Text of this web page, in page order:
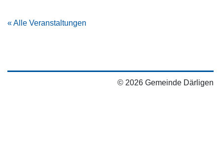
« Alle Veranstaltungen
© 2026 Gemeinde Därligen